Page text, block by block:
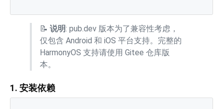
📝 说明: pub.dev 版本为了兼容性考虑，
仅包含 Android 和 iOS 平台支持。完整的
HarmonyOS 支持请使用 Gitee 仓库版
本。
1. 安装依赖